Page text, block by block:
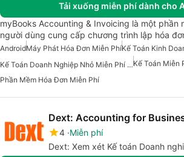
Tải xuống miễn phí dành cho
myBooks Accounting & Invoicing là một phần
người dùng cung cấp chương trình lập hóa
AndroidMáy Phát Hóa Đơn Miễn PhíKế Toán Kinh
Kế Toán Doanh Nghiệp Nhỏ Miễn Phí Cho AndroidKế Toán Miễn
Phần Mềm Hóa Đơn Miễn Phí
Dext: Accounting for
4 Miễn phí
Dext: Xem xét Kế toán Doanh